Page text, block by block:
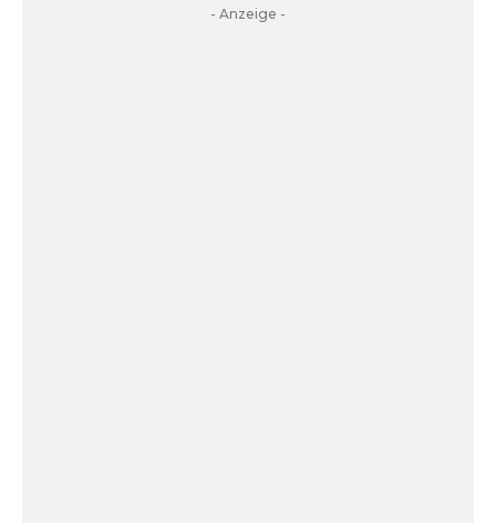
- Anzeige -